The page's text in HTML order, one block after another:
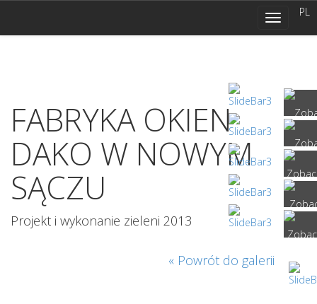
PL
Toggle
FABRYKA OKIEN
DAKO W NOWYM
SĄCZU
Projekt i wykonanie zieleni 2013
« Powrót do galerii